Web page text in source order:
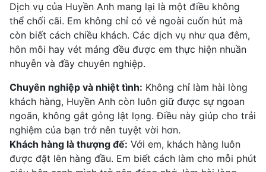
Dịch vụ của Huyền Anh mang lại là một điều không
thể chối cãi. Em không chỉ có vẻ ngoài cuốn hút mà
còn biết cách chiều khách. Các dịch vụ như qua đêm,
hôn môi hay vét máng đều được em thực hiện nhuần
nhuyễn và đầy chuyên nghiệp.
Chuyên nghiệp và nhiệt tình: Không chỉ làm hài lòng
khách hàng, Huyền Anh còn luôn giữ được sự ngoan
ngoãn, không gắt gỏng lật lọng. Điều này giúp cho trải
nghiệm của bạn trở nên tuyệt vời hơn.
Khách hàng là thượng đế: Với em, khách hàng luôn
được đặt lên hàng đầu. Em biết cách làm cho mỗi phút